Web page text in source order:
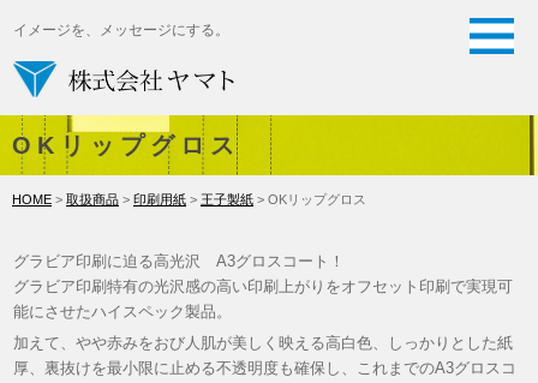
イメージを、メッセージにする。
OKリップグロス
HOME > 取扱商品 > 印刷用紙 > 王子製紙 > OKリップグロス
グラビア印刷に迫る高光沢 A3グロスコート！
グラビア印刷特有の光沢感の高い印刷上がりをオフセット印刷で実現可
能にさせたハイスペック製品。
加えて、やや赤みをおび人肌が美しく映える高白色、しっかりとした紙
厚、裏抜けを最小限に止める不透明度も確保し、これまでのA3グロスコ